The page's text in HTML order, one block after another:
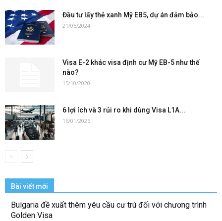
Đầu tư lấy thẻ xanh Mỹ EB5, dự án đảm bảo...
21/05/2024
Visa E-2 khác visa định cư Mỹ EB-5 như thế
nào?
15/10/2020
6 lợi ích và 3 rủi ro khi dùng Visa L1A...
16/01/2026
Bài viết mới
Bulgaria đề xuất thêm yêu cầu cư trú đối với chương trình
Golden Visa